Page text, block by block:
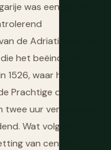
was een grote
de Adriatische Zee
het beëindigde
1526, waar het
Prachtige de
uur vernietigde,
Wat volgde
van centraal